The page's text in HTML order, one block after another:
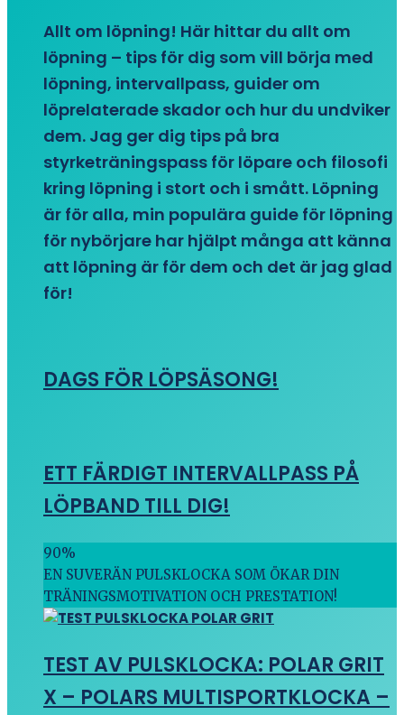
Allt om löpning! Här hittar du allt om
löpning – tips för dig som vill börja med
löpning, intervallpass, guider om
löprelaterade skador och hur du undviker
dem. Jag ger dig tips på bra
styrketräningspass för löpare och filosofi
kring löpning i stort och i smått. Löpning
är för alla, min populära guide för löpning
för nybörjare har hjälpt många att känna
att löpning är för dem och det är jag glad
för!
DAGS FÖR LÖPSÄSONG!
ETT FÄRDIGT INTERVALLPASS PÅ
LÖPBAND TILL DIG!
90%
EN SUVERÄN PULSKLOCKA SOM ÖKAR DIN
TRÄNINGSMOTIVATION OCH PRESTATION!
TEST AV PULSKLOCKA: POLAR GRIT
X – POLARS MULTISPORTKLOCKA –